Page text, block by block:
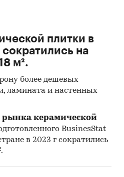
плитки в
на
м².
более дешевых
ламината и настенных
рынка керамической
BusinesStat
в 2023 г сократились